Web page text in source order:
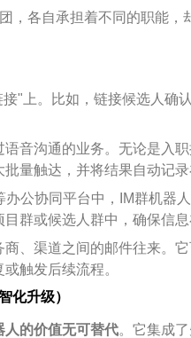
，各自承担着不同的职能，
"上。比如，链接候选人确
音沟通的业务。无论是入
量触达，并将结果自动记录
公协同平台中，IM群机器
群或候选人群中，确保信息
、渠道之间的邮件往来。
触发后续流程。
化升级）
人的价值无可替代。它集成